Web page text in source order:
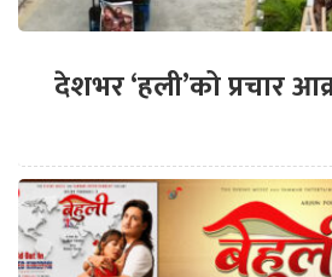
देशभर ‘हली’को प्रचार